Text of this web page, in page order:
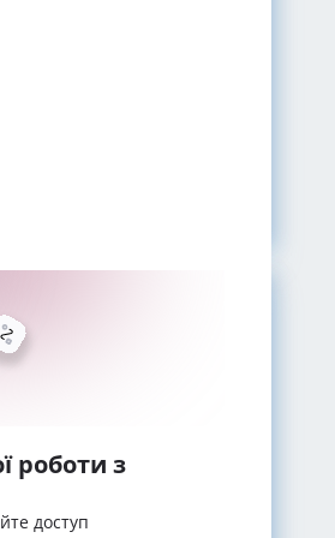
роботи з
доступ